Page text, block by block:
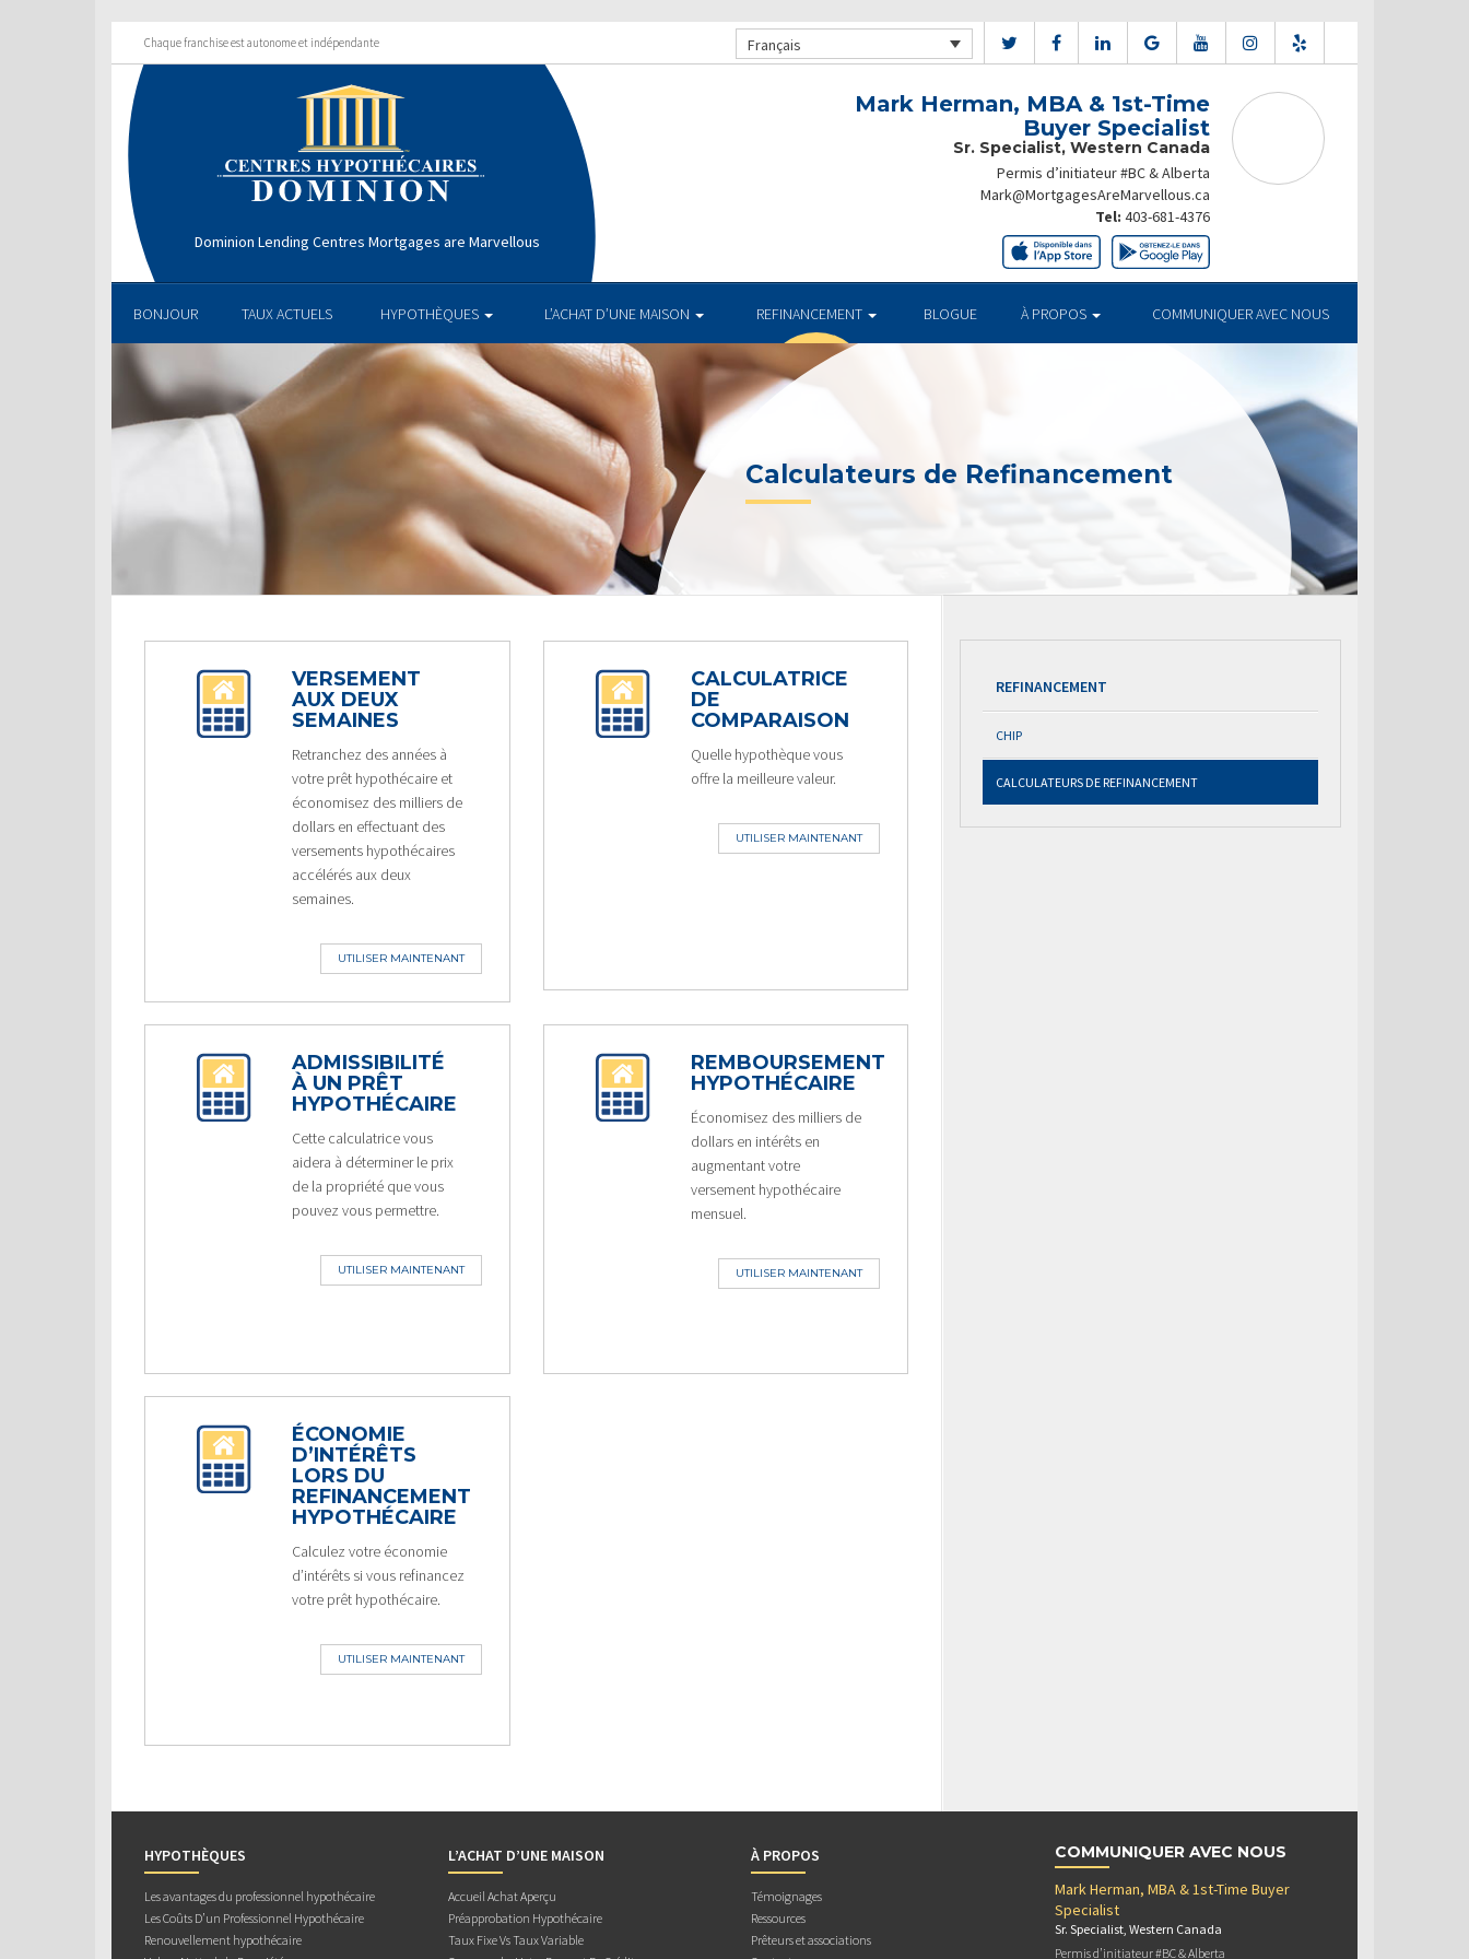
Chaque franchise est autonome et indépendante Français
Dominion Lending Centres Mortgages are Marvellous
Mark Herman, MBA & 1st-Time
Buyer Specialist
Sr. Specialist, Western Canada
Permis d’initiateur #BC & Alberta
Mark@MortgagesAreMarvellous.ca
Tel: 403-681-4376
BONJOUR TAUX ACTUELS HYPOTHÈQUES L’ACHAT D’UNE MAISON REFINANCEMENT BLOGUE À PROPOS COMMUNIQUER AVEC NOUS
Calculateurs de Refinancement
VERSEMENT
AUX DEUX
SEMAINES
Retranchez des années à
votre prêt hypothécaire et
économisez des milliers de
dollars en effectuant des
versements hypothécaires
accélérés aux deux
semaines.
UTILISER MAINTENANT
CALCULATRICE
DE
COMPARAISON
Quelle hypothèque vous
offre la meilleure valeur.
UTILISER MAINTENANT
ADMISSIBILITÉ
À UN PRÊT
HYPOTHÉCAIRE
Cette calculatrice vous
aidera à déterminer le prix
de la propriété que vous
pouvez vous permettre.
UTILISER MAINTENANT
REMBOURSEMENT
HYPOTHÉCAIRE
Économisez des milliers de
dollars en intérêts en
augmentant votre
versement hypothécaire
mensuel.
UTILISER MAINTENANT
ÉCONOMIE
D’INTÉRÊTS
LORS DU
REFINANCEMENT
HYPOTHÉCAIRE
Calculez votre économie
d’intérêts si vous refinancez
votre prêt hypothécaire.
UTILISER MAINTENANT
REFINANCEMENT
CHIP
CALCULATEURS DE REFINANCEMENT
HYPOTHÈQUES
Les avantages du professionnel hypothécaire
Les Coûts D’un Professionnel Hypothécaire
Renouvellement hypothécaire
L’ACHAT D’UNE MAISON
Accueil Achat Aperçu
Préapprobation Hypothécaire
Taux Fixe Vs Taux Variable
À PROPOS
Témoignages
Ressources
Prêteurs et associations
COMMUNIQUER AVEC NOUS
Mark Herman, MBA & 1st-Time Buyer
Specialist
Sr. Specialist, Western Canada
Permis d’initiateur #BC & Alberta